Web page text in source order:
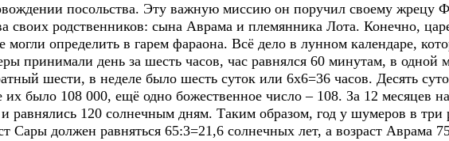
посольства. Эту важную миссию он поручил своему жрецу
своих родственников: сына Аврама и племянника Лота. Конечно,
могли определить в гарем фараона. Всё дело в лунном календаре,
принимали день за шесть часов, час равнялся 60 минутам, в одной
шести, в неделе было шесть суток или 6х6=36 часов. Десять
их было 108 000, ещё одно божественное число – 108. За 12 месяцев
и равнялись 120 солнечным дням. Таким образом, год у шумеров в три
Сары должен равняться 65:3=21,6 солнечных лет, а возраст Аврама